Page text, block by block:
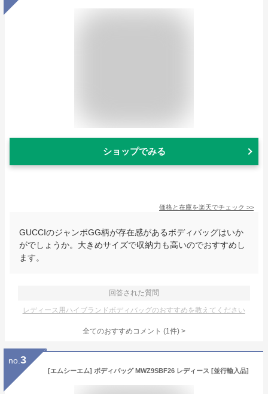
ショップでみる
価格と在庫を楽天でチェック >>
GUCCIのジャンボGG柄が存在感があるボディバッグはいか
がでしょうか。大きめサイズで収納力も高いのでおすすめし
ます。
回答された質問
レディース用ハイブランドボディバッグのおすすめを教えてください
全てのおすすめコメント (1件) >
no. 3
[エムシーエム] ボディバッグ MWZ9SBF26 レディース [並行輸入品]